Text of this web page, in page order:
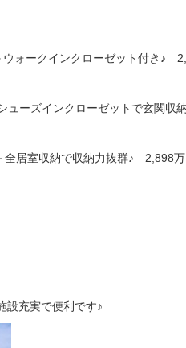
ウォークインクローゼット付き♪
ューズインクローゼットで玄関
全居室収納で収納力抜群♪ 2,898
充実で便利です♪